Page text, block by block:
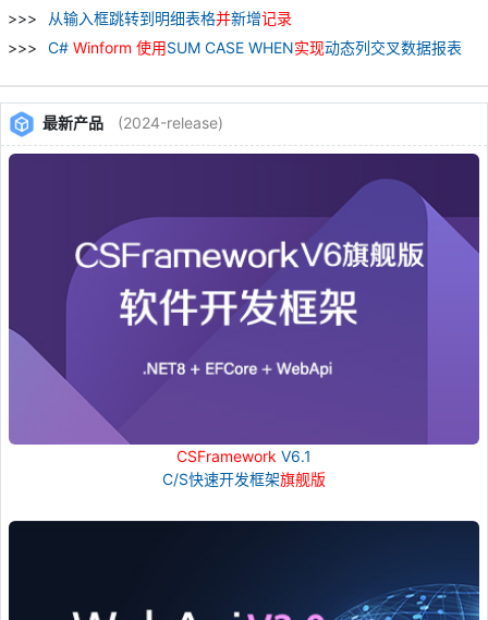
从输入框跳转到明细表格并新增记录
C# Winform 使用SUM CASE WHEN实现动态列交叉数据报表
最新产品 (2024-release)
CSFramework V6.1
C/S快速开发框架旗舰版